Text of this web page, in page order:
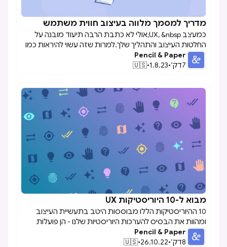

מדריך למסמך מלווה בעיצוב חווית משתמש
כמעצב UX, &nbsp;אולי לא כתבת הרבה תיעוד מובנה על
החלטות העיצוב והתהליך שלך.למרות שזה עשוי להיראות כמו
עבודה ראויה שאין לך זמן לה, תעדוף התרגול של כתיבת
דברים שווה את המאמץ. על ידי תיעוד העבודה שלך, תעשה
במיוחד כאשר אתה עובד על ערכות תכונות מורכבות עבור
זרימות עבודה של UX ארגוני, עם מחזיקי עניין ומשתמשים
רבים מעורבים.אם אינך בטוח מאיפה להתחיל בכל הנוגע
לתיעוד עיצוב, אל תחפש עוד: במאמר זה, אנו מגישים טיפים
חמים כיצד לתעד את הדברים שלך ולהצליח יותר בעבודת
העיצוב שלך.
Pencil & Paper
7דק׳•
1.8.23
•
🇺🇸

מבוא ל-10 היוריסטיקות UX
10 ההיוריסטיקות הללו מבוססות היטב בתעשיית העיצוב
ומהוות את הבסיס להערכות היוריסטיות שלנו - הן פועלות
כהנחיות והן כדרכים למדידת שימושיות במצבים שונים. במקום
לחקור אותם במבט ממעוף הציפור ליישום רחב יותר, בואו
Pencil & Paper
8דק׳•
26.10.22
•
🇺🇸